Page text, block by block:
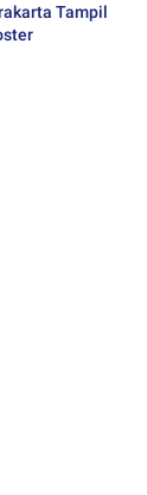
Tampil